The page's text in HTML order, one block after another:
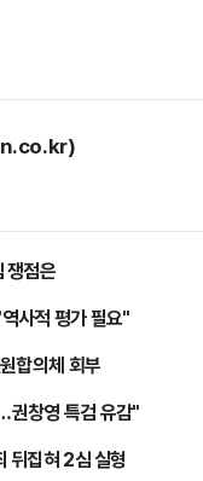
쟁점은
사적 평가 필요"
합의체 회부
권창영 특검 유감"
뒤집혀 2심 실형